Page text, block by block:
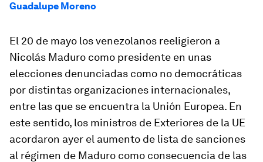
Guadalupe Moreno
El 20 de mayo los venezolanos reeligieron a
Nicolás Maduro como presidente en unas
elecciones denunciadas como no democráticas
por distintas organizaciones internacionales,
entre las que se encuentra la Unión Europea. En
este sentido, los ministros de Exteriores de la UE
acordaron ayer el aumento de lista de sanciones
al régimen de Maduro como consecuencia de las